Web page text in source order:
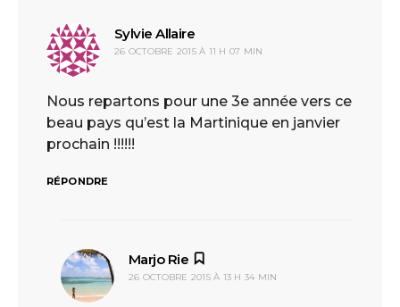
Sylvie Allaire
26 OCTOBRE 2015 À 11 H 07 MIN
Nous repartons pour une 3e année vers ce
beau pays qu’est la Martinique en janvier
prochain !!!!!!
RÉPONDRE
Marjo Rie
26 OCTOBRE 2015 À 13 H 34 MIN